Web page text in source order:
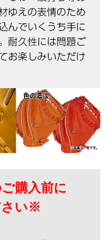
購入前に
さい※